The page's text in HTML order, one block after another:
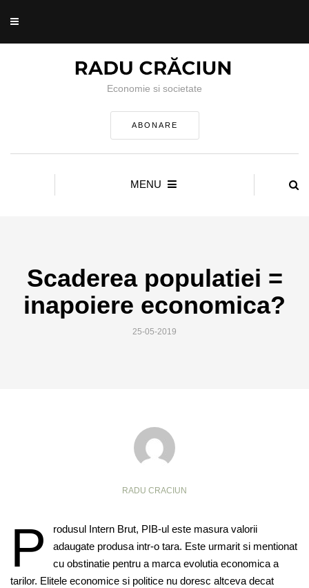
Economie si societate
ABONARE
MENU
Scaderea populatiei =
inapoiere economica?
25-05-2019
RADU CRACIUN
P
rodusul Intern Brut, PIB-ul este masura valorii
adaugate produsa intr-o tara. Este urmarit si mentionat
cu obstinatie pentru a marca evolutia economica a
tarilor. Elitele economice si politice nu doresc altceva decat